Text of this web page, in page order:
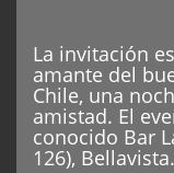
La invitación
amante del
Chile, una
amistad. El
conocido Bar
126),